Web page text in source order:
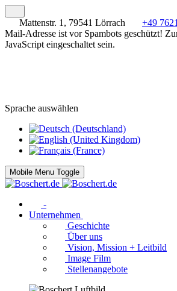
Mattenstr. 1, 79541 Lörrach +49
Mail-Adresse ist vor Spambots geschützt!
JavaScript eingeschaltet sein.
Sprache auswählen
Mobile Menu Toggle
-
Unternehmen
Geschichte
Über uns
Vision, Mission + Leitbild
Image Film
Stellenangebote